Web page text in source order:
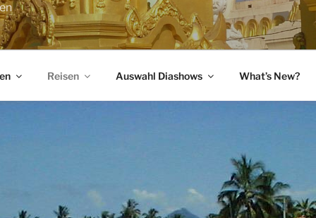
Reisen Auswahl Diashows What’s New?